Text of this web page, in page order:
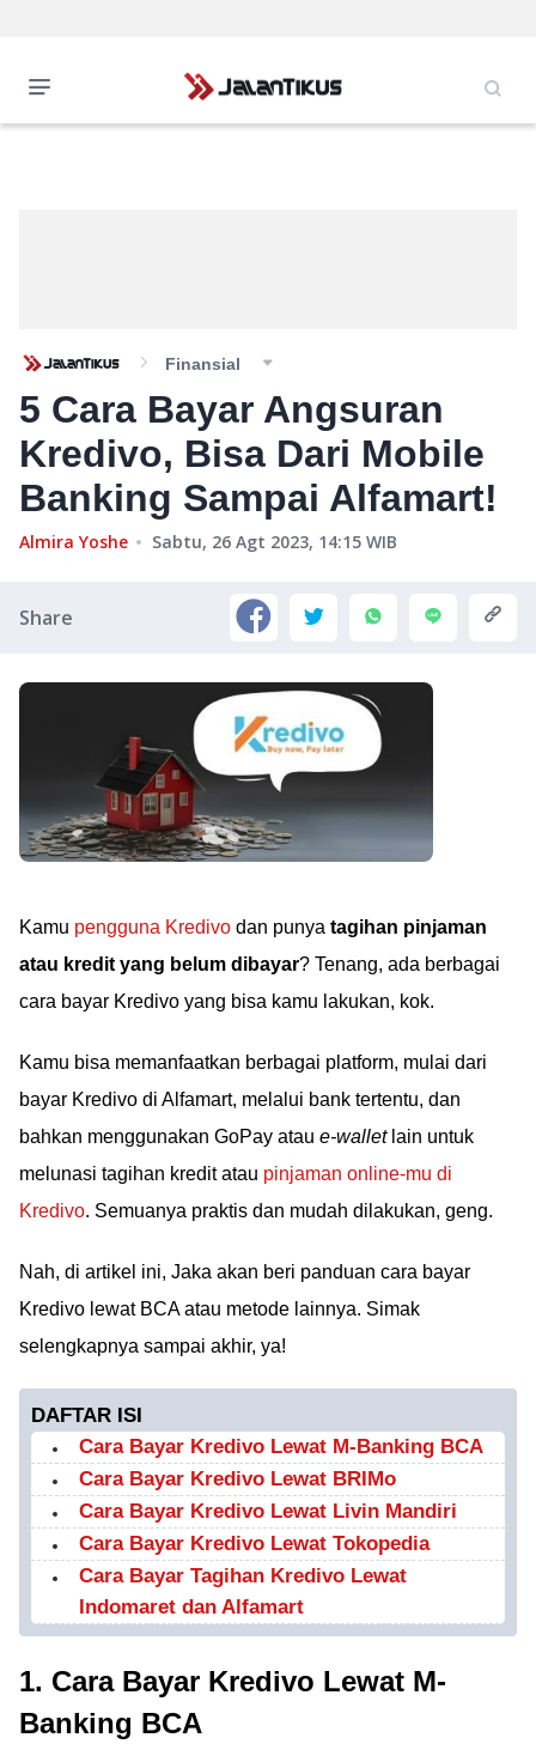
Finansial
5 Cara Bayar Angsuran
Kredivo, Bisa Dari Mobile
Banking Sampai Alfamart!
Almira Yoshe Sabtu, 26 Agt 2023, 14:15 WIB
Share
Kamu pengguna Kredivo dan punya tagihan pinjaman
atau kredit yang belum dibayar? Tenang, ada berbagai
cara bayar Kredivo yang bisa kamu lakukan, kok.
Kamu bisa memanfaatkan berbagai platform, mulai dari
bayar Kredivo di Alfamart, melalui bank tertentu, dan
bahkan menggunakan GoPay atau e-walletlain untuk
melunasi tagihan kredit atau pinjaman online-mu di
Kredivo. Semuanya praktis dan mudah dilakukan, geng.
Nah, di artikel ini, Jaka akan beri panduan cara bayar
Kredivo lewat BCA atau metode lainnya. Simak
selengkapnya sampai akhir, ya!
DAFTAR ISI
Cara Bayar Kredivo Lewat M-Banking BCA
Cara Bayar Kredivo Lewat BRIMo
Cara Bayar Kredivo Lewat Livin Mandiri
Cara Bayar Kredivo Lewat Tokopedia
Cara Bayar Tagihan Kredivo Lewat
Indomaret dan Alfamart
1. Cara Bayar Kredivo Lewat M-
Banking BCA